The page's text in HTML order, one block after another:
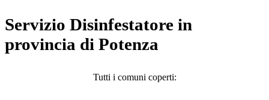
Servizio Disinfestatore in
provincia di Potenza
Tutti i comuni coperti: